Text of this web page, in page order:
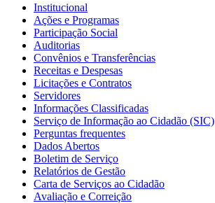
Institucional
Ações e Programas
Participação Social
Auditorias
Convênios e Transferências
Receitas e Despesas
Licitações e Contratos
Servidores
Informações Classificadas
Serviço de Informação ao Cidadão (SIC)
Perguntas frequentes
Dados Abertos
Boletim de Serviço
Relatórios de Gestão
Carta de Serviços ao Cidadão
Avaliação e Correição